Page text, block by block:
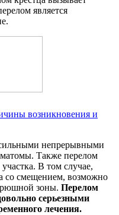
является
возникновения и
непрерывными
Также перелом
В том случае,
со смещением, возможно
зоны. Перелом
серьезными
лечения.